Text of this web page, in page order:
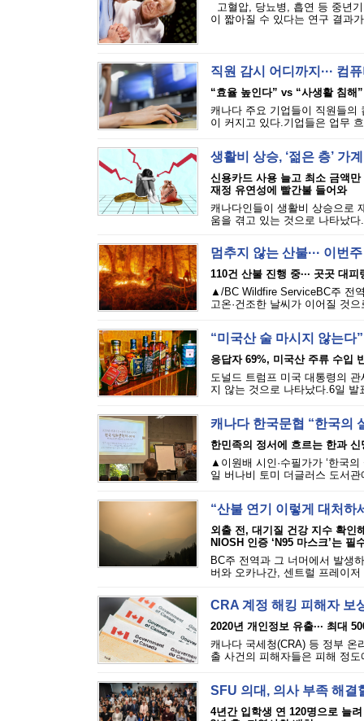
고혈압, 당뇨병, 흡연 등 중년
이 짧아질 수 있다는 연구 결과
직원 감시 어디까지··· 컴
“효율 높인다” vs “사생활 침해”
캐나다 주요 기업들이 직원들의
이 커지고 있다.기업들은 업무
생활비 상승, ‘젊은 층’ 가
신용카드 사용 늘고 최소 금액만
재정 유연성에 빨간불 들어와
캐나다인들이 생활비 상승으로
움을 겪고 있는 것으로 나타났
멈추지 않는 산불··· 이번
110건 산불 진행 중··· 곳곳 대피
▲/BC Wildfire ServiceBC주 전
고온·건조한 날씨가 이어질 것
“미국산 술 마시지 않는다
응답자 69%, 미국산 주류 수입
도널드 트럼프 미국 대통령의
지 않는 것으로 나타났다.6일
캐나다 한국문협 “한국의
한민족의 정서에 흐르는 한과 신
▲이원배 시인·수필가가 ‘한국
일 버나비 토미 더글러스 도서관
“산불 연기 이렇게 대처하
외출 전, 대기질 건강 지수 확인
NIOSH 인증 ‘N95 마스크’는 필
BC주 전역과 그 너머에서 발생
버와 오카나간, 센트럴 프레이
CRA 계정 해킹 피해자 보
2020년 개인정보 유출··· 최대
캐나다 국세청(CRA) 등 정부 온
출 사건의 피해자들은 피해 정
SFU 의대, 의사 부족 해
4년간 입학생 연 120명으로 늘려